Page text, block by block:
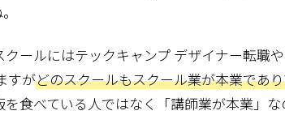
ールにはテックキャンプ デザイナー転職
すがどのスクールもスクール業が本業であ
食べている人ではなく「講師業が本業」な